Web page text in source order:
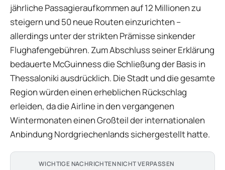
jährliche Passagieraufkommen auf 12 Millionen zu
steigern und 50 neue Routen einzurichten –
allerdings unter der strikten Prämisse sinkender
Flughafengebühren. Zum Abschluss seiner Erklärung
bedauerte McGuinness die Schließung der Basis in
Thessaloniki ausdrücklich. Die Stadt und die gesamte
Region würden einen erheblichen Rückschlag
erleiden, da die Airline in den vergangenen
Wintermonaten einen Großteil der internationalen
Anbindung Nordgriechenlands sichergestellt hatte.
WICHTIGE NACHRICHTEN NICHT VERPASSEN